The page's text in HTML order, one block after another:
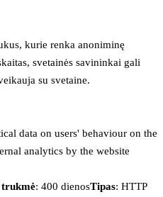
kurie renka anoniminę
svetainės savininkai gali
su svetaine.
data on users' behaviour on the
analytics by the website
trukmė: 400 dienosTipas: HTTP